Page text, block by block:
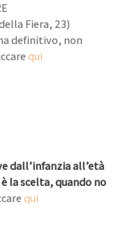
Fiera, 23)
definitivo, non
qui
dall’infanzia all’età
la scelta, quando no
qui